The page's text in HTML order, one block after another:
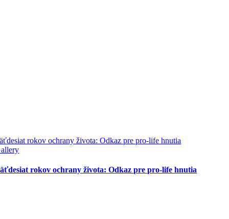
rokov ochrany života: Odkaz pre pro-life hnutia
rokov ochrany života: Odkaz pre pro-life hnutia